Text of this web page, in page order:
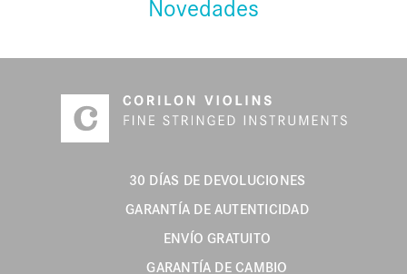
Novedades
30 DÍAS DE DEVOLUCIONES
GARANTÍA DE AUTENTICIDAD
ENVÍO GRATUITO
GARANTÍA DE CAMBIO